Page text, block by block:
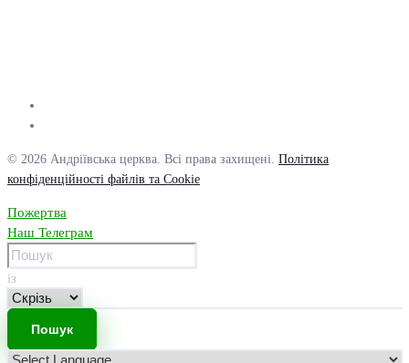
© 2026 Андріївська церква. Всі права захищені. Політика
конфіденційності файлів та Cookie
Пожертва
Наш Телеграм
із